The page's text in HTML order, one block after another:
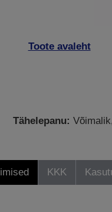
Toote avaleht
Tähelepanu:
KKK